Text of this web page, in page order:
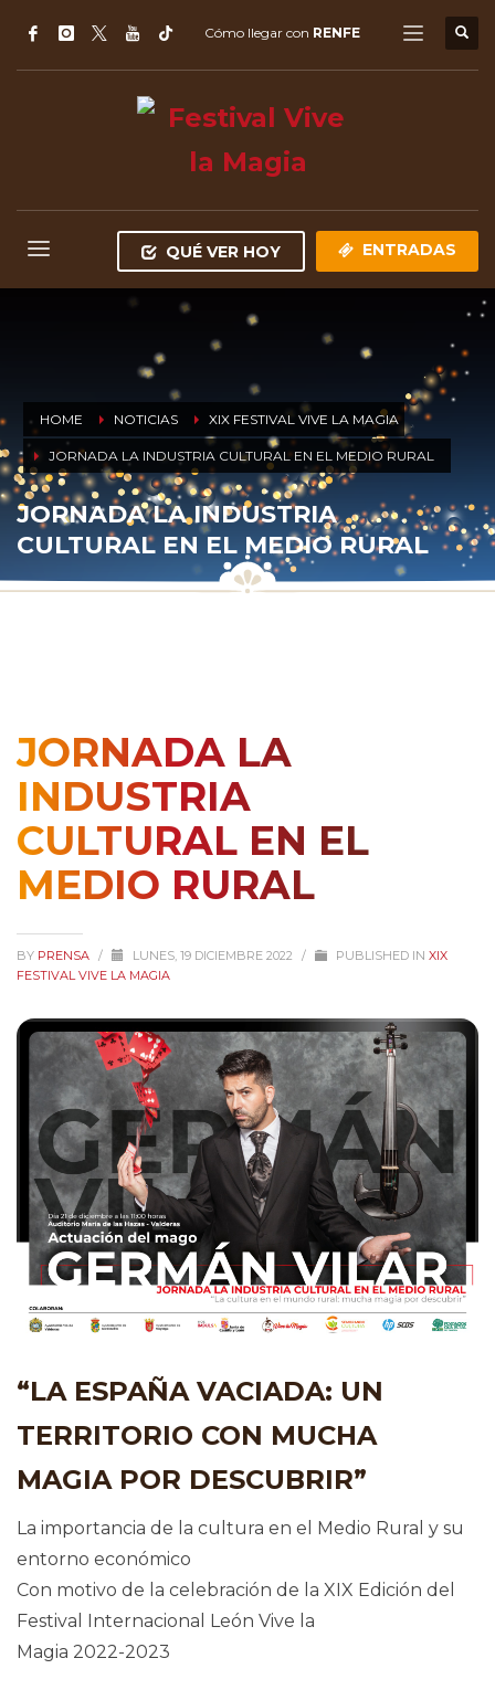
Cómo llegar con RENFE
QUÉ VER HOY ENTRADAS
HOME NOTICIAS XIX FESTIVAL VIVE LA MAGIA
JORNADA LA INDUSTRIA CULTURAL EN EL MEDIO RURAL
JORNADA LA INDUSTRIA
CULTURAL EN EL MEDIO RURAL
JORNADA LA
INDUSTRIA
CULTURAL EN EL
MEDIO RURAL
BY PRENSA / LUNES, 19 DICIEMBRE 2022 / PUBLISHED IN XIX
FESTIVAL VIVE LA MAGIA
“LA ESPAÑA VACIADA: UN
TERRITORIO CON MUCHA
MAGIA POR DESCUBRIR”
La importancia de la cultura en el Medio Rural y su
entorno económico
Con motivo de la celebración de la XIX Edición del
Festival Internacional León Vive la
Magia 2022-2023